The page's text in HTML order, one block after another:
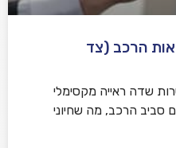
הרכב (צד
שדה ראייה מקסימלי
הרכב, מה שחיוני